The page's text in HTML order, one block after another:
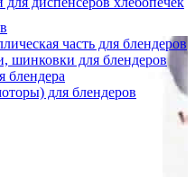
часть для блендеров
шинковки для блендеров
блендера
для блендеров